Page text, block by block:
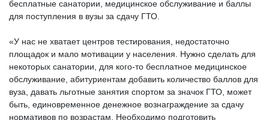
бесплатные санатории, медицинское обслуживание и баллы
для поступления в вузы за сдачу ГТО.
«У нас не хватает центров тестирования, недостаточно
площадок и мало мотивации у населения. Нужно сделать для
некоторых санатории, для кого-то бесплатное медицинское
обслуживание, абитуриентам добавить количество баллов для
вуза, давать льготные занятия спортом за значок ГТО, может
быть, единовременное денежное вознаграждение за сдачу
нормативов по возрастам. Необходимо подготовить